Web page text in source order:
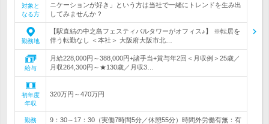
対象と
なる方
ニケーションが好き」という方は当社で一緒にトレンドを生み出
してみませんか？
勤務地
【駅直結の中之島フェスティバルタワーがオフィス♪】 ※転居を
伴う転勤なし ＜本社＞ 大阪府大阪市北…
給与
月給228,000円～388,000円+諸手当+賞与年2回＜月収例＞25歳／
月収264,300円～★130歳／月収3…
初年度
年収
320万円～470万円
勤務
9：30～17：30（実働7時間5分／休憩55分）時間外労働有無：有